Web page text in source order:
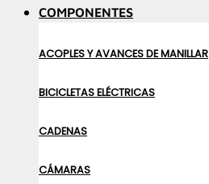
COMPONENTES
ACOPLES Y AVANCES DE MANILLAR
BICICLETAS ELÉCTRICAS
CADENAS
CÁMARAS